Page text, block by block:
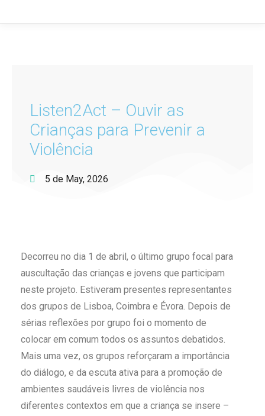
Listen2Act – Ouvir as
Crianças para Prevenir a
Violência
5 de May, 2026
Decorreu no dia 1 de abril, o último grupo focal para
auscultação das crianças e jovens que participam
neste projeto. Estiveram presentes representantes
dos grupos de Lisboa, Coimbra e Évora. Depois de
sérias reflexões por grupo foi o momento de
colocar em comum todos os assuntos debatidos.
Mais uma vez, os grupos reforçaram a importância
do diálogo, e da escuta ativa para a promoção de
ambientes saudáveis livres de violência nos
diferentes contextos em que a criança se insere –